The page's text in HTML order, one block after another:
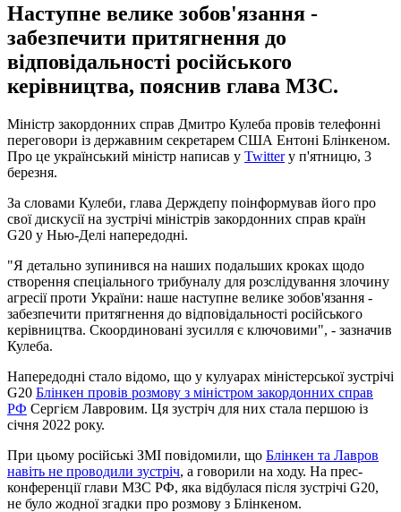
Наступне велике зобов'язання -
забезпечити притягнення до
відповідальності російського
керівництва, пояснив глава МЗС.
Міністр закордонних справ Дмитро Кулеба провів телефонні
переговори із державним секретарем США Ентоні Блінкеном.
Про це український міністр написав у Twitterу п'ятницю, 3
березня.
За словами Кулеби, глава Держдепу поінформував його про
свої дискусії на зустрічі міністрів закордонних справ країн
G20 у Нью-Делі напередодні.
"Я детально зупинився на наших подальших кроках щодо
створення спеціального трибуналу для розслідування злочину
агресії проти України: наше наступне велике зобов'язання -
забезпечити притягнення до відповідальності російського
керівництва. Скоординовані зусилля є ключовими", - зазначив
Кулеба.
Напередодні стало відомо, що у кулуарах міністерської зустрічі
G20 Блінкен провів розмову з міністром закордонних справ
РФ Сергієм Лавровим. Ця зустріч для них стала першою із
січня 2022 року.
При цьому російські ЗМІ повідомили, що Блінкен та Лавров
навіть не проводили зустріч, а говорили на ходу. На прес-
конференції глави МЗС РФ, яка відбулася після зустрічі G20,
не було жодної згадки про розмову з Блінкеном.